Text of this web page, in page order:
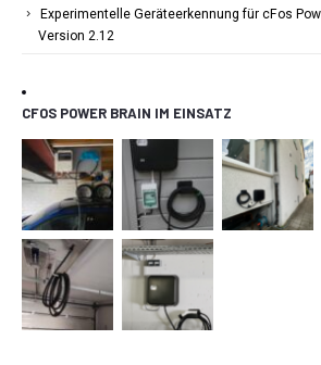
Experimentelle Geräteerkennung für cFos
Version 2.12
CFOS POWER BRAIN IM EINSATZ